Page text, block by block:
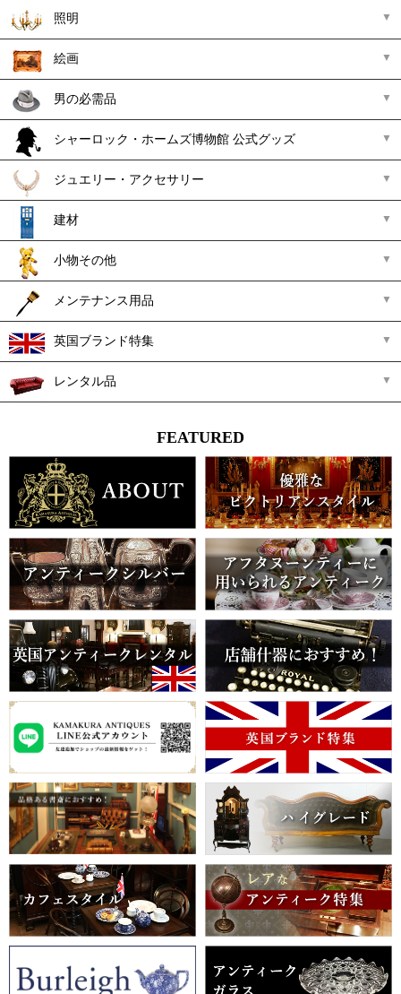
照明
絵画
男の必需品
シャーロック・ホームズ博物館 公式グッズ
ジュエリー・アクセサリー
建材
小物その他
メンテナンス用品
英国ブランド特集
レンタル品
FEATURED